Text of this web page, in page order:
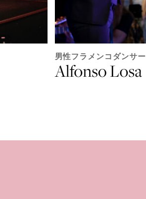
男性フラメンコダンサー
Alfonso Losa